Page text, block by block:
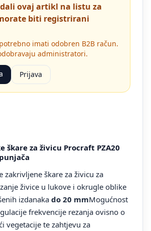
ovaj artikl na listu za
biti registrirani
imati odobren B2B račun.
administratori.
Prijava
škare za živicu Procraft PZA20
zakrivljene škare za živicu za
živice u lukove i okrugle oblike
izdanaka do 20 mmMogućnost
frekvencije rezanja ovisno o
vegetacije te zahtjevu za